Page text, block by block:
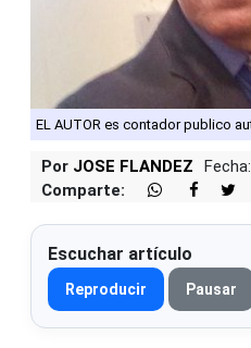
EL AUTOR es contador publico
Por JOSE FLANDEZ
Comparte:
Escuchar artículo
Reproducir Pausar